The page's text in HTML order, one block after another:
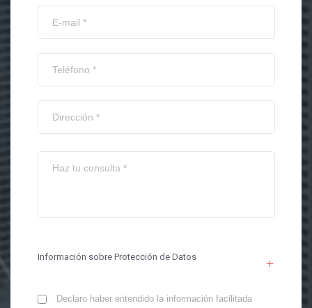
Información sobre Protección de Datos
Declaro haber entendido la información facilitada